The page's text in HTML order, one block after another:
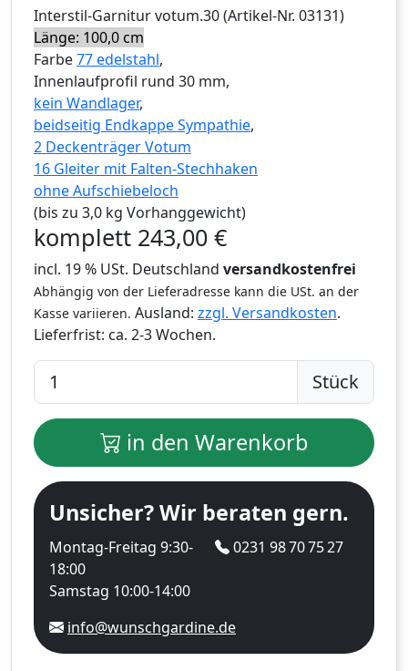
Interstil-Garniturvotum.30(Artikel-Nr. 03131)
Länge: 100,0 cm
Farbe77 edelstahl,
Innenlaufprofil rund 30 mm,
kein Wandlager,
beidseitig Endkappe Sympathie,
2 Deckenträger Votum
16 Gleiter mit Falten-Stechhaken
ohne Aufschiebeloch
(bis zu 3,0 kg Vorhanggewicht)
komplett 243,00 €
incl. 19 % USt. Deutschland versandkostenfrei
Abhängig von der Lieferadresse kann die USt. an der
Kasse variieren. Ausland: zzgl. Versandkosten.
Lieferfrist: ca. 2-3 Wochen.
Stück
in den Warenkorb
Unsicher? Wir beraten gern.
Montag-Freitag 9:30-
18:00
Samstag 10:00-14:00
0231 98 70 75 27
info@wunschgardine.de